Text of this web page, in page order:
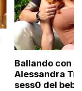
Ballando con
Alessandra
sess0 del